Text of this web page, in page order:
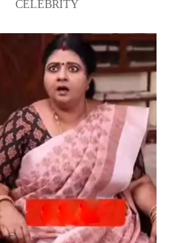
CELEBRITY